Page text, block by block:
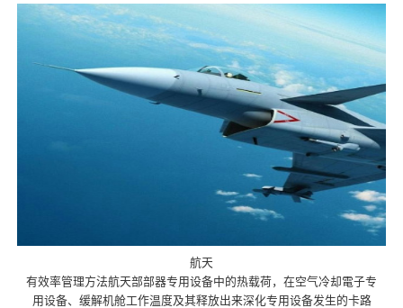
航天
有效率管理方法航天部部器专用设备中的热载荷，在空气冷却電子专
用设备、缓解机舱工作温度及其释放出来深化专用设备发生的卡路